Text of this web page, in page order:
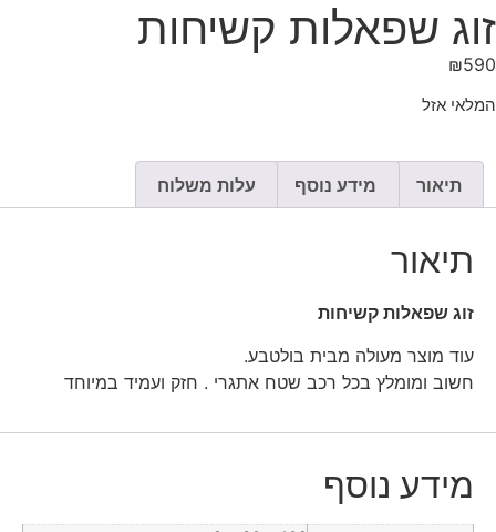
זוג שפאלות קשיחות
₪590
המלאי אזל
תיאור מידע נוסף עלות משלוח
תיאור
זוג שפאלות קשיחות
עוד מוצר מעולה מבית בולטבע.
חשוב ומומלץ בכל רכב שטח אתגרי . חזק ועמיד במיוחד
מידע נוסף